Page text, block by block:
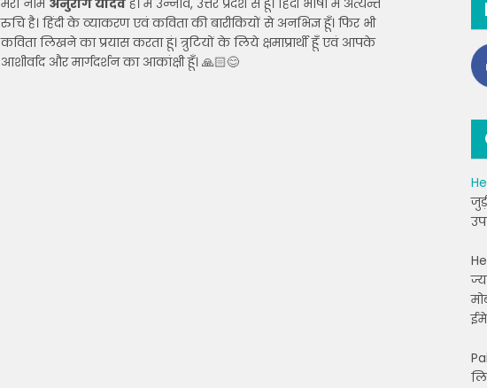
मेरा नाम अनुराग यादवहै। मैं उन्नाव, उत्तर प्रदेश से हूॅं। हिंदी भाषा में अत्यंन्त
रुचि है। हिंदी के व्याकरण एवं कविता की बारीकियों से अनभिज्ञ हूॅं। फिर भी
कविता लिखने का प्रयास करता हूं। त्रुटियों के लिये क्षमाप्रार्थी हूॅं एवं आपके
आशीर्वाद और मार्गदर्शन का आकांक्षी हूॅं। 🙏🏻😊